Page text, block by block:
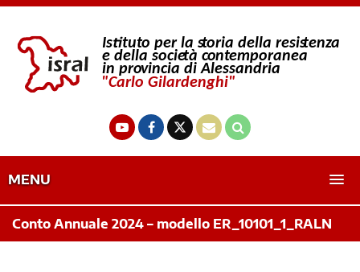
MENU
Conto Annuale 2024 – modello ER_10101_1_RALN